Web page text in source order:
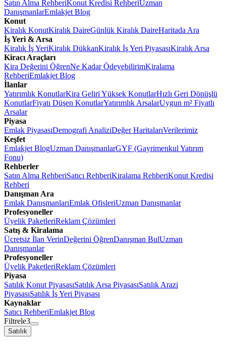
Satın Alma RehberiKonut Kredisi RehberiUzman
DanışmanlarEmlakjet Blog
Konut
Kiralık KonutKiralık DaireGünlük Kiralık DaireHaritada Ara
İş Yeri & Arsa
Kiralık İş YeriKiralık DükkanKiralık İş Yeri PiyasasıKiralık Arsa
Kiracı Araçları
Kira Değerini ÖğrenNe Kadar ÖdeyebilirimKiralama
RehberiEmlakjet Blog
İlanlar
Yatırımlık KonutlarKira Geliri Yüksek KonutlarHızlı Geri Dönüşlü
KonutlarFiyatı Düşen KonutlarYatırımlık ArsalarUygun m² Fiyatlı
Arsalar
Piyasa
Emlak PiyasasıDemografi AnaliziDeğer HaritalarıVerilerimiz
Keşfet
Emlakjet BlogUzman DanışmanlarGYF (Gayrimenkul Yatırım
Fonu)
Rehberler
Satın Alma RehberiSatıcı RehberiKiralama RehberiKonut Kredisi
Rehberi
Danışman Ara
Emlak DanışmanlarıEmlak OfisleriUzman Danışmanlar
Profesyoneller
Üyelik PaketleriReklam Çözümleri
Satış & Kiralama
Ücretsiz İlan VerinDeğerini ÖğrenDanışman BulUzman
Danışmanlar
Profesyoneller
Üyelik PaketleriReklam Çözümleri
Piyasa
Satılık Konut PiyasasıSatılık Arsa PiyasasıSatılık Arazi
PiyasasıSatılık İş Yeri Piyasası
Kaynaklar
Satıcı RehberiEmlakjet Blog
Filtrele3
Satılık